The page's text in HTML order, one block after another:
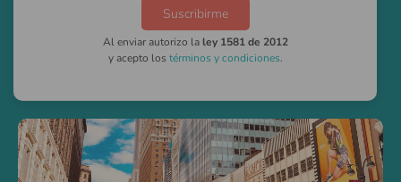
Suscribirme
Al enviar autorizo la ley 1581 de 2012
y acepto los términos y condiciones.